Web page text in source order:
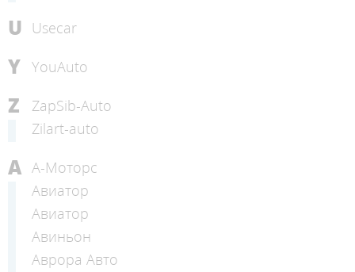
U Usecar
Y YouAuto
Z
ZapSib-Auto
Zilart-auto
А А-Моторс
Авиатор
Авиатор
Авиньон
Аврора Авто